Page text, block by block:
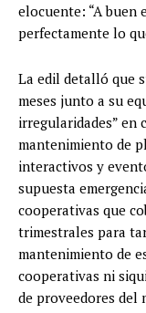
elocuente: “A buen
perfectamente lo
La edil detalló que
meses junto a su
irregularidades” en
mantenimiento de
interactivos y
supuesta
cooperativas que
trimestrales para
mantenimiento de
cooperativas ni
de proveedores del